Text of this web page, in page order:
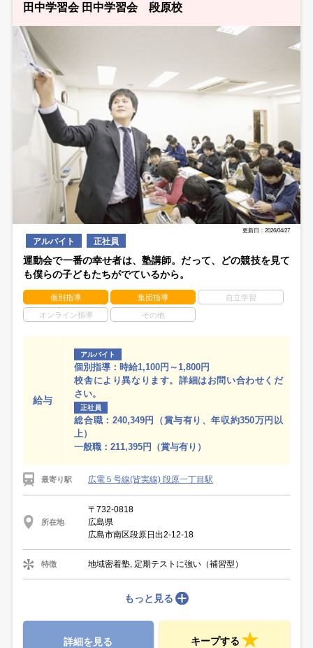
田中学習会 田中学習会 段原校
更新日：2026/04/27
アルバイト 正社員
運動会で一番の幸せ者は、塾講師。だって、どの競技を見て
も僕らの子どもたちがでているから。
個別指導 集団指導 自立学習
オンライン指導 その他
給与
アルバイト
個別指導：時給1,100円～1,800円
校舎により異なります。詳細はお問い合わせくだ
さい。
正社員
総合職：240,349円（賞与有り、年収約350万円以
上）
一般職：211,395円（賞与有り）
最寄り駅 広電５号線(皆実線) 段原一丁目駅
所在地
〒732-0818
広島県
広島市南区段原日出2-12-18
特徴 地域密着塾, 定期テストに強い（補習型）
もっと見る
詳細を見る キープする